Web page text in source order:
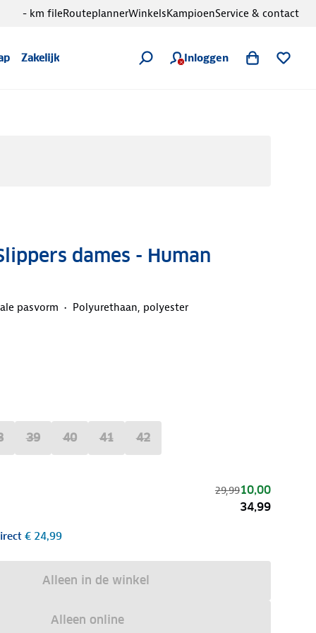
Zakelijk Inloggen
- km fileRouteplannerWinkelsKampioenService & contact
dames - Human
pasvorm Polyurethaan, polyester
39 40 41 42
29,9910,00
34,99
€ 24,99
Alleen in de winkel
Alleen online